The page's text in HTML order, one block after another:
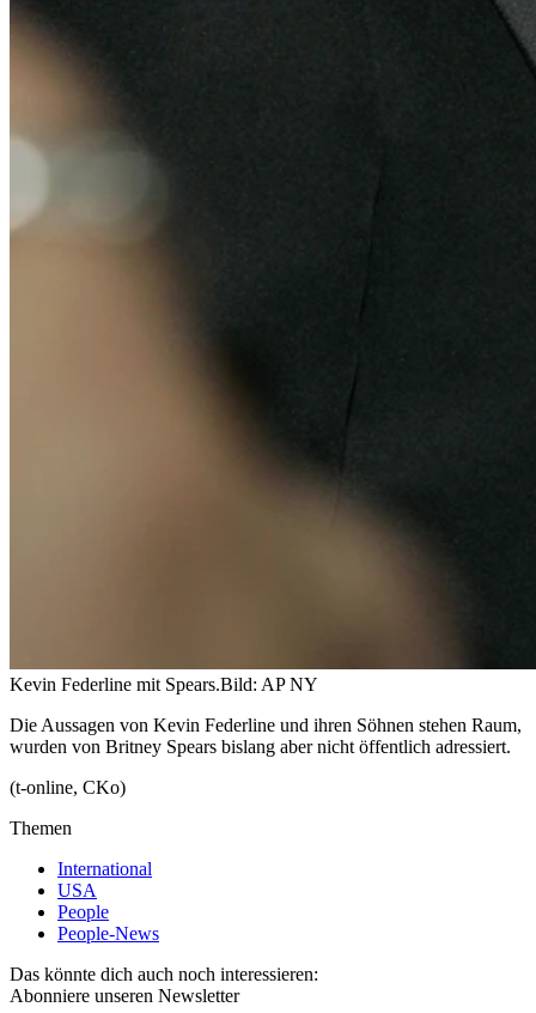
Kevin Federline mit Spears.Bild: AP NY
Die Aussagen von Kevin Federline und ihren Söhnen stehen Raum,
wurden von Britney Spears bislang aber nicht öffentlich adressiert.
(t-online, CKo)
Themen
International
USA
People
People-News
Das könnte dich auch noch interessieren:
Abonniere unseren Newsletter